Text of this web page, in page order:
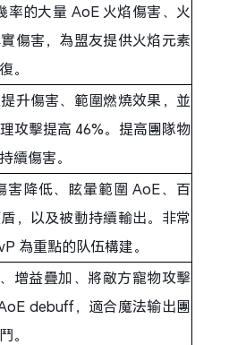
率的大量 AoE 火焰傷害、火
傷害，為盟友提供火焰元素
。
升傷害、範圍燃燒效果，並
攻擊提高 46%。提高團隊物
續傷害。
害降低、眩暈範圍 AoE、百
，以及被動持續輸出。非常
為重點的队伍構建。
增益疊加、將敵方寵物攻擊
debuff，適合魔法输出團
。